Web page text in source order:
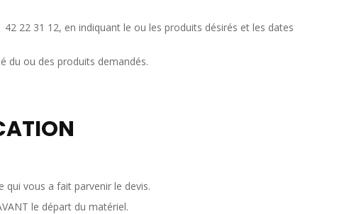
22 31 12, en indiquant le ou les produits désirés et les dates
du ou des produits demandés.
vous a fait parvenir le devis.
le départ du matériel.